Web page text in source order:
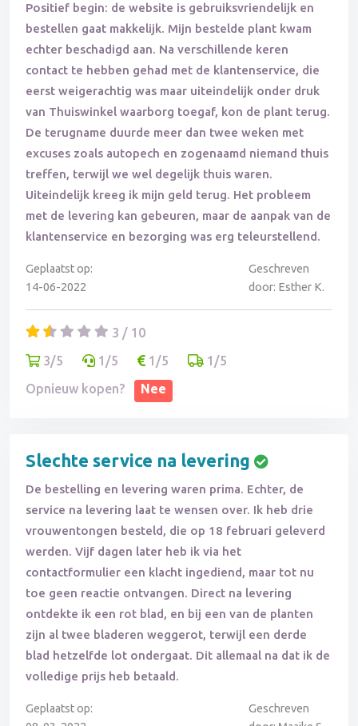
Positief begin: de website is gebruiksvriendelijk en
bestellen gaat makkelijk. Mijn bestelde plant kwam
echter beschadigd aan. Na verschillende keren
contact te hebben gehad met de klantenservice, die
eerst weigerachtig was maar uiteindelijk onder druk
van Thuiswinkel waarborg toegaf, kon de plant terug.
De terugname duurde meer dan twee weken met
excuses zoals autopech en zogenaamd niemand thuis
treffen, terwijl we wel degelijk thuis waren.
Uiteindelijk kreeg ik mijn geld terug. Het probleem
met de levering kan gebeuren, maar de aanpak van de
klantenservice en bezorging was erg teleurstellend.
Geplaatst op:
14-06-2022
Geschreven
door: Esther K.
3 / 10
3/5
1/5 1/5
1/5
Opnieuw kopen?
Nee
Slechte service na levering
De bestelling en levering waren prima. Echter, de
service na levering laat te wensen over. Ik heb drie
vrouwentongen besteld, die op 18 februari geleverd
werden. Vijf dagen later heb ik via het
contactformulier een klacht ingediend, maar tot nu
toe geen reactie ontvangen. Direct na levering
ontdekte ik een rot blad, en bij een van de planten
zijn al twee bladeren weggerot, terwijl een derde
blad hetzelfde lot ondergaat. Dit allemaal na dat ik de
volledige prijs heb betaald.
Geplaatst op:
Geschreven